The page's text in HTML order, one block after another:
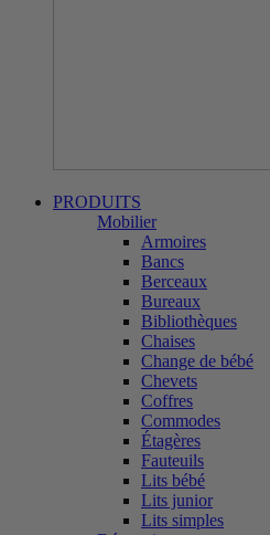
PRODUITS
Mobilier
Armoires
Bancs
Berceaux
Bureaux
Bibliothèques
Chaises
Change de bébé
Chevets
Coffres
Commodes
Étagères
Fauteuils
Lits bébé
Lits junior
Lits simples